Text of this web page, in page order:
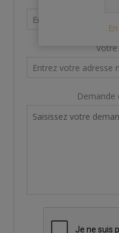
Demande